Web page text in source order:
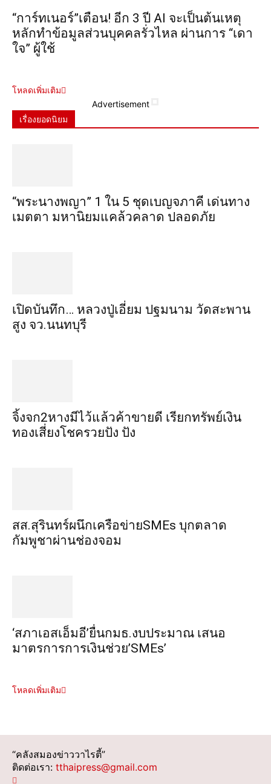
“การ์ทเนอร์”เตือน! อีก 3 ปี AI จะเป็นต้นเหตุ
หลักทำข้อมูลส่วนบุคคลรั่วไหล ผ่านการ “เดา
ใจ” ผู้ใช้
โหลดเพิ่มเติม
Advertisement
เรื่องยอดนิยม
“พระ​นาง​พญา” 1 ใน 5​ ชุดเบญจ​ภาคี​ เด่นทาง
เมตตา​ มหา​นิยม​แคล้วคลาด​ ปลอดภัย​
เปิดบันทึก… หลวงปู่เอี่ยม ​ปฐม​นาม​ วัดสะพาน
สูง​ จว.นนทบุรี
จิ้งจก​2​หาง​มีไว้แล้ว​ค้าขาย​ดี​ เรียก​ทรัพย์เงิน
ทอง​เสี่ยงโชค​รวยปัง​ ปัง​
สส.สุรินทร์ผนึกเครือข่ายSMEs บุกตลาด
กัมพูชาผ่านช่องจอม
‘สภาเอสเอ็มอี’ยื่นกมธ.งบประมาณ เสนอ
มาตรการการเงินช่วย’SMEs’
โหลดเพิ่มเติม
“คลังสมองข่าววาไรตี้”
ติดต่อเรา: tthaipress@gmail.com